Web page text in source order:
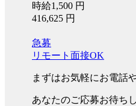
時給1,500 円
416,625 円
急募
リモート面接OK
まずはお気軽にお電話
あなたのご応募お待ち